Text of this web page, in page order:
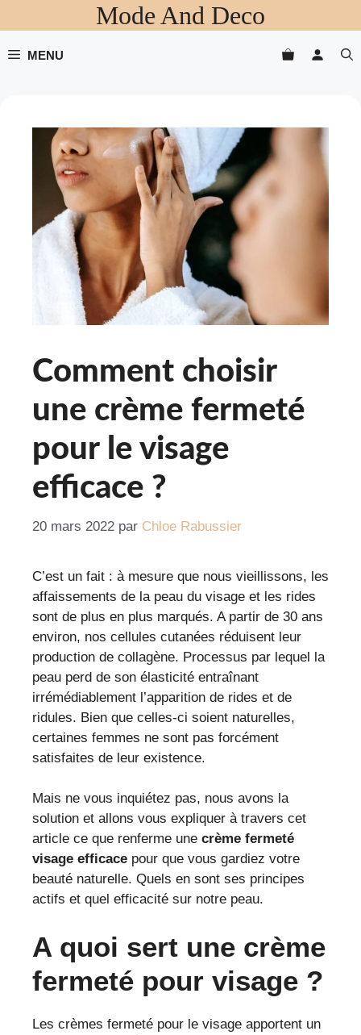
au
contenu
Mode And Deco
MENU
Comment choisir
une crème fermeté
pour le visage
efficace ?
20 mars 2022 par Chloe Rabussier
C’est un fait : à mesure que nous vieillissons, les
affaissements de la peau du visage et les rides
sont de plus en plus marqués. A partir de 30 ans
environ, nos cellules cutanées réduisent leur
production de collagène. Processus par lequel la
peau perd de son élasticité entraînant
irrémédiablement l’apparition de rides et de
ridules. Bien que celles-ci soient naturelles,
certaines femmes ne sont pas forcément
satisfaites de leur existence.
Mais ne vous inquiétez pas, nous avons la
solution et allons vous expliquer à travers cet
article ce que renferme une crème fermeté
visage efficace pour que vous gardiez votre
beauté naturelle. Quels en sont ses principes
actifs et quel efficacité sur notre peau.
A quoi sert une crème
fermeté pour visage ?
Les crèmes fermeté pour le visage apportent un